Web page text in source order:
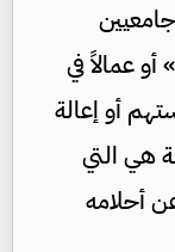
عمالاً في
أو إعالة
هي التي
أحلامه